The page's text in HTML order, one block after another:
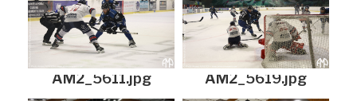
AM2_5611.jpg AM2_5619.jpg